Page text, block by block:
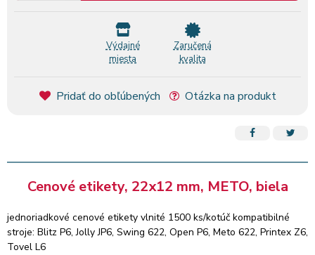
Výdajné
miesta
Zaručená
kvalita
Pridať do obľúbených Otázka na produkt
Cenové etikety, 22x12 mm, METO, biela
jednoriadkové cenové etikety vlnité 1500 ks/kotúč kompatibilné
stroje: Blitz P6, Jolly JP6, Swing 622, Open P6, Meto 622, Printex Z6,
Tovel L6